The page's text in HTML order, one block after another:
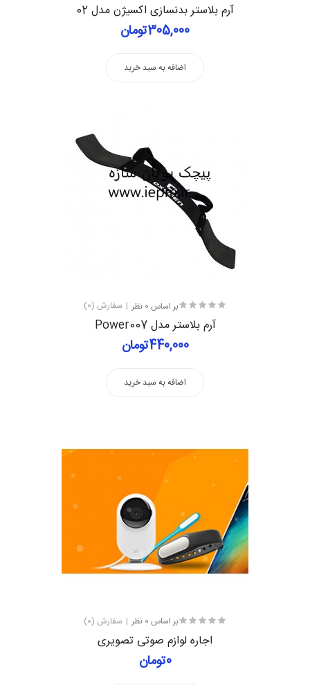
آرم بلاستر بدنسازی اکسیژن مدل 02
305,000تومان
اضافه به سبد خرید
بر اساس 0 نظر سفارش (0)
آرم بلاستر مدل Power007
440,000تومان
اضافه به سبد خرید
بر اساس 0 نظر سفارش (0)
اجاره لوازم صوتی تصویری
0تومان